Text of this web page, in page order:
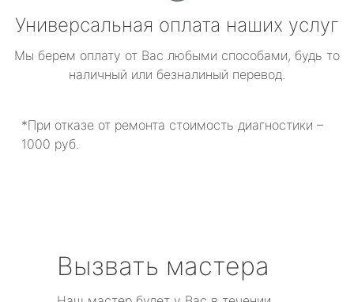
Универсальная оплата наших услуг
Мы берем оплату от Вас любыми способами, будь то
наличный или безналиный перевод.
*При отказе от ремонта стоимость диагностики –
1000 руб.
Вызвать мастера